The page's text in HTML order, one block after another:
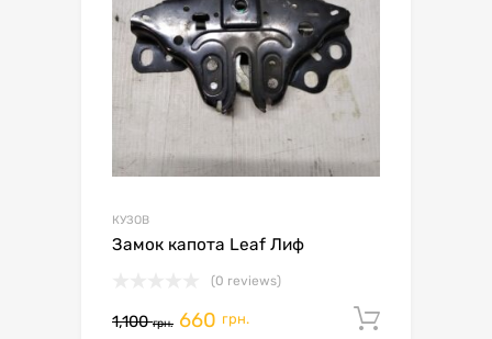
КУЗОВ
Замок капота Leaf Лиф
(0 reviews)
1,100грн. 660 грн.